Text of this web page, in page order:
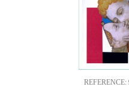
REFERENCE: